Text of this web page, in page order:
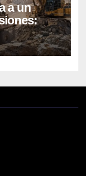
a un
FMI